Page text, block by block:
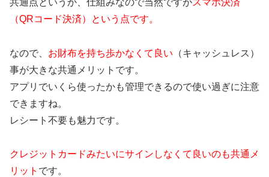
（QRコード決済）という点です。
なので、 お財布を持ち歩かなくて良い （キャッシュレス）
事が大きな共通メリットです。
アプリでいくら使ったかも管理できるので使い過ぎに注意
できますね。
レシート不要も魅力です。
クレジットカードみたいにサインしなくて良いのも共通メ
リット です。